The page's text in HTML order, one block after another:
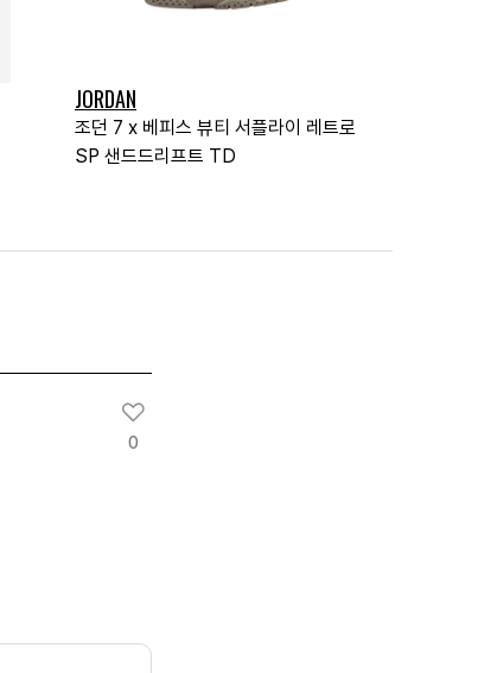
JORDAN
조던 7 x 베피스 뷰티 서플라이 레트로
SP 샌드드리프트 TD
0